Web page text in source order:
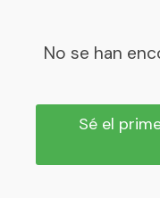
No se han
Sé el